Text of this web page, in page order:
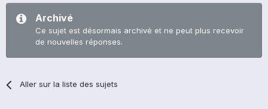
Archivé
Ce sujet est désormais archivé et ne peut plus recevoir
de nouvelles réponses.
Aller sur la liste des sujets